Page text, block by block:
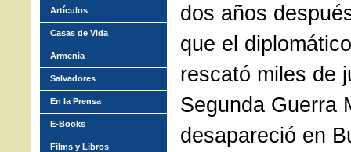
dos años
que el
rescató miles de
Segunda Guerra
desapareció en
Artículos
Casas de Vida
Armenia
Salvadores
En la Prensa
E-Books
Films y Libros